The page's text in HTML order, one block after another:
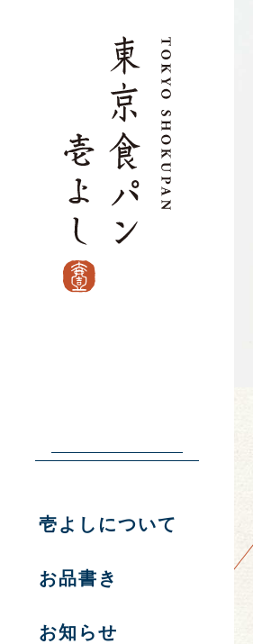
壱よしについて
お品書き
お知らせ